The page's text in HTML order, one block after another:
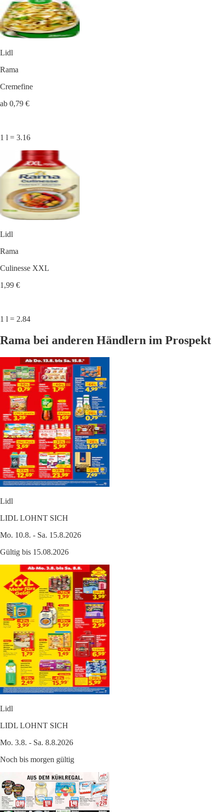
Lidl
Rama
Cremefine
ab 0,79 €
1 l = 3.16
Lidl
Rama
Culinesse XXL
1,99 €
1 l = 2.84
Rama bei anderen Händlern im Prospekt
Lidl
LIDL LOHNT SICH
Mo. 10.8. - Sa. 15.8.2026
Gültig bis 15.08.2026
Lidl
LIDL LOHNT SICH
Mo. 3.8. - Sa. 8.8.2026
Noch bis morgen gültig